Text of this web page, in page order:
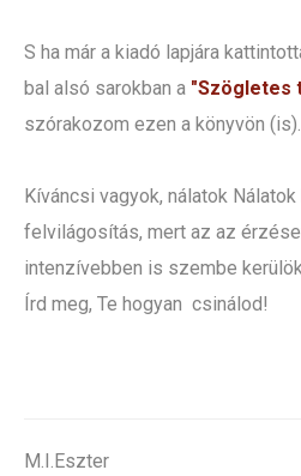
S ha már a kiadó lapjára
bal alsó sarokban a "Szögletes
szórakozom ezen a könyvön (is).
Kíváncsi vagyok, nálatok
felvilágosítás, mert az az
intenzívebben is szembe
Írd meg, Te hogyan csinálod!
M.I.Eszter